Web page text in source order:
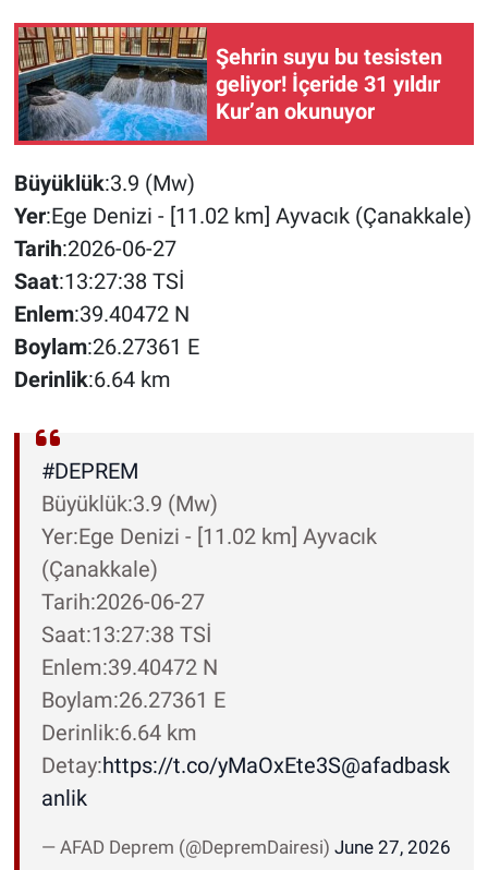
Şehrin suyu bu tesisten
geliyor! İçeride 31 yıldır
Kur’an okunuyor
Büyüklük:3.9 (Mw)
Yer:Ege Denizi - [11.02 km] Ayvacık (Çanakkale)
Tarih:2026-06-27
Saat:13:27:38 TSİ
Enlem:39.40472 N
Boylam:26.27361 E
Derinlik:6.64 km
#DEPREM
Büyüklük:3.9 (Mw)
Yer:Ege Denizi - [11.02 km] Ayvacık
(Çanakkale)
Tarih:2026-06-27
Saat:13:27:38 TSİ
Enlem:39.40472 N
Boylam:26.27361 E
Derinlik:6.64 km
Detay:https://t.co/yMaOxEte3S@afadbask
anlik
— AFAD Deprem (@DepremDairesi) June 27, 2026